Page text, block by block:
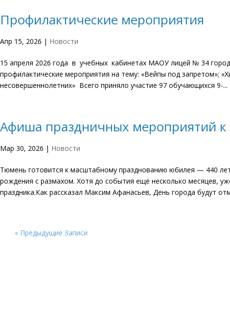
Профилактические мероприятия
Апр 15, 2026 | Новости
15 апреля 2026 года в учебных кабинетах МАОУ лицей № 34
профилактические мероприятия на тему: «Вейпы под запретом»;
несовершеннолетних» Всего приняло участие 97 обучающихся 9-...
Афиша праздничных мероприятий
Мар 30, 2026 | Новости
Тюмень готовится к масштабному празднованию юбилея — 440
рождения с размахом. Хотя до события ещё несколько месяцев,
праздника.Как рассказал Максим Афанасьев, День города будут
« Предыдущие Записи